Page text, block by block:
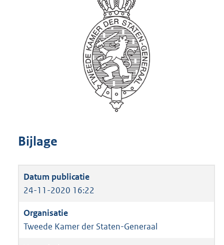
Bijlage
24-11-2020 16:22
Tweede Kamer der Staten-Generaal